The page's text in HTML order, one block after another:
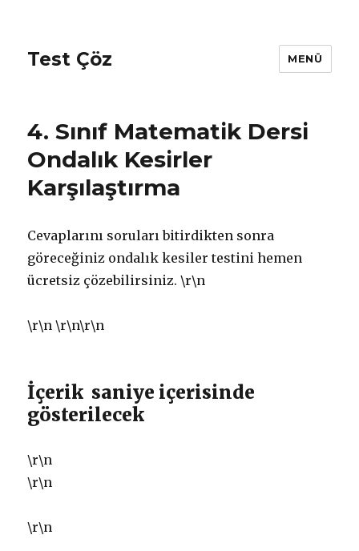
Test Çöz MENÜ
4. Sınıf Matematik Dersi
Ondalık Kesirler
Karşılaştırma
Cevaplarını soruları bitirdikten sonra
göreceğiniz ondalık kesiler testini hemen
ücretsiz çözebilirsiniz.\r\n
\r\n \r\n\r\n
İçerik saniye içerisinde
gösterilecek
\r\n
\r\n
\r\n